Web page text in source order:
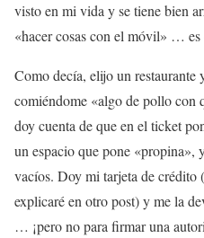
visto en mi vida y se tiene bien
«hacer cosas con el móvil» … es
Como decía, elijo un restaurante
comiéndome «algo de pollo con
doy cuenta de que en el ticket
un espacio que pone «propina»,
vacíos. Doy mi tarjeta de crédito
explicaré en otro post) y me la
… ¡pero no para firmar una